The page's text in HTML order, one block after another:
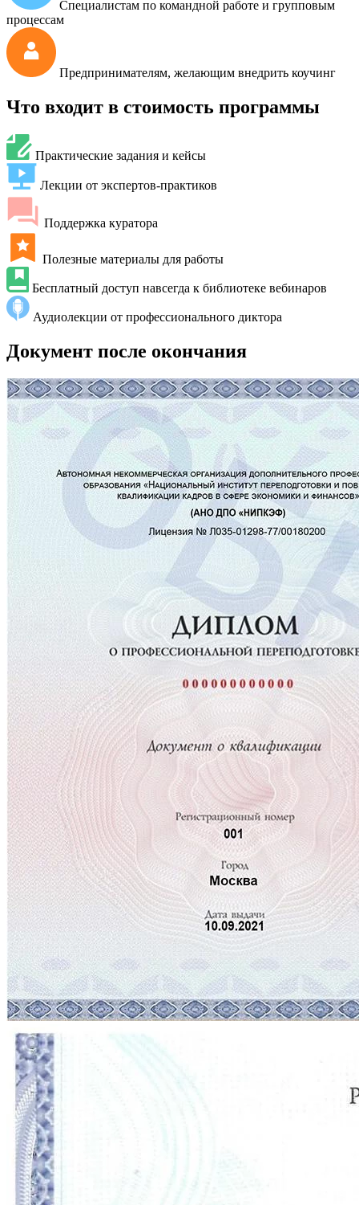
Специалистам по командной работе и групповым
процессам
Предпринимателям, желающим внедрить коучинг
Что входит в стоимость программы
Практические задания и кейсы
Лекции от экспертов-практиков
Поддержка куратора
Полезные материалы для работы
Бесплатный доступ навсегда к библиотеке вебинаров
Аудиолекции от профессионального диктора
Документ после окончания